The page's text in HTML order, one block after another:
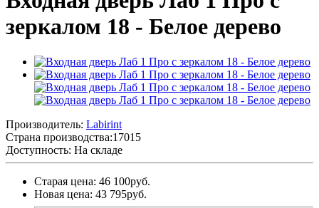
зеркалом 18 - Белое дерево
Производитель: Labirint
Страна производства:17015
Доступность: На складе
Старая цена: 46 100руб.
Новая цена: 43 795руб.